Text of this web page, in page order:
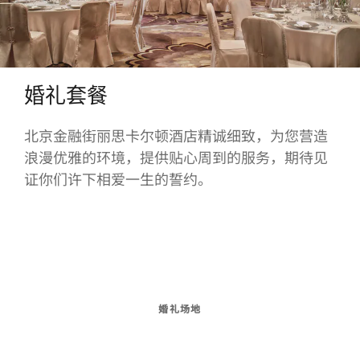
婚礼套餐
北京金融街丽思卡尔顿酒店精诚细致，为您营造
浪漫优雅的环境，提供贴心周到的服务，期待见
证你们许下相爱一生的誓约。
婚礼场地